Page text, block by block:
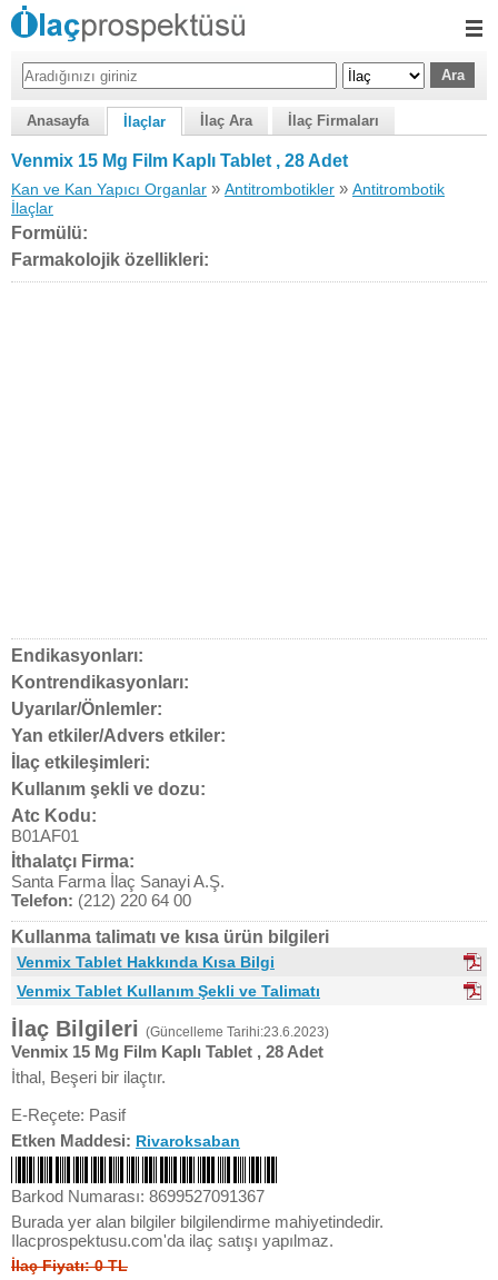
Anasayfa İlaçlar İlaç Ara İlaç Firmaları
Venmix 15 Mg Film Kaplı Tablet , 28 Adet
Kan ve Kan Yapıcı Organlar » Antitrombotikler » Antitrombotik
İlaçlar
Formülü:
Farmakolojik özellikleri:
Endikasyonları:
Kontrendikasyonları:
Uyarılar/Önlemler:
Yan etkiler/Advers etkiler:
İlaç etkileşimleri:
Kullanım şekli ve dozu:
Atc Kodu:
B01AF01
İthalatçı Firma:
Santa Farma İlaç Sanayi A.Ş.
Telefon: (212) 220 64 00
Kullanma talimatı ve kısa ürün bilgileri
Venmix Tablet Hakkında Kısa Bilgi
Venmix Tablet Kullanım Şekli ve Talimatı
İlaç Bilgileri (Güncelleme Tarihi:23.6.2023)
Venmix 15 Mg Film Kaplı Tablet , 28 Adet
İthal, Beşeri bir ilaçtır.
E-Reçete: Pasif
Etken Maddesi: Rivaroksaban
Barkod Numarası: 8699527091367
Burada yer alan bilgiler bilgilendirme mahiyetindedir.
Ilacprospektusu.com'da ilaç satışı yapılmaz.
İlaç Fiyatı: 0 TL